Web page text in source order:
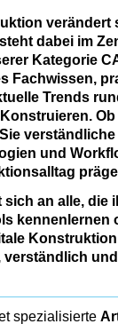
verändert
dabei im
Kategorie
Fachwissen,
Trends
und
sich an alle, die
kennenlernen
spezialisierte